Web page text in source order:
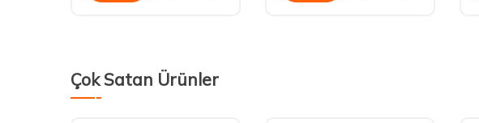
Çok Satan Ürünler